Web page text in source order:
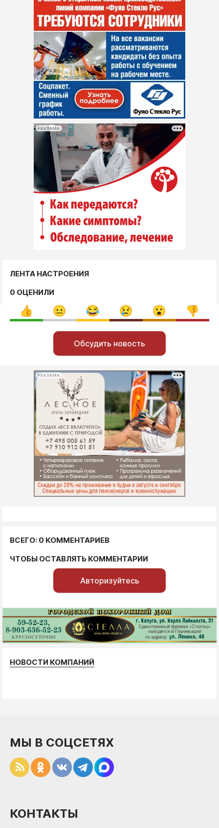
РЕКЛАМА
ЛЕНТА НАСТРОЕНИЯ
0 ОЦЕНИЛИ
Обсудить новость
РЕКЛАМА
ВСЕГО: 0 КОММЕНТАРИЕВ
ЧТОБЫ ОСТАВЛЯТЬ КОММЕНТАРИИ
Авторизуйтесь
НОВОСТИ КОМПАНИЙ
МЫ В СОЦСЕТЯХ
КОНТАКТЫ